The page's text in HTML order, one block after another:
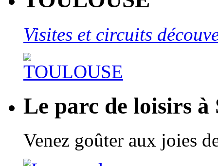
Visites et circuits
Le parc de loisirs à
Venez goûter aux joies